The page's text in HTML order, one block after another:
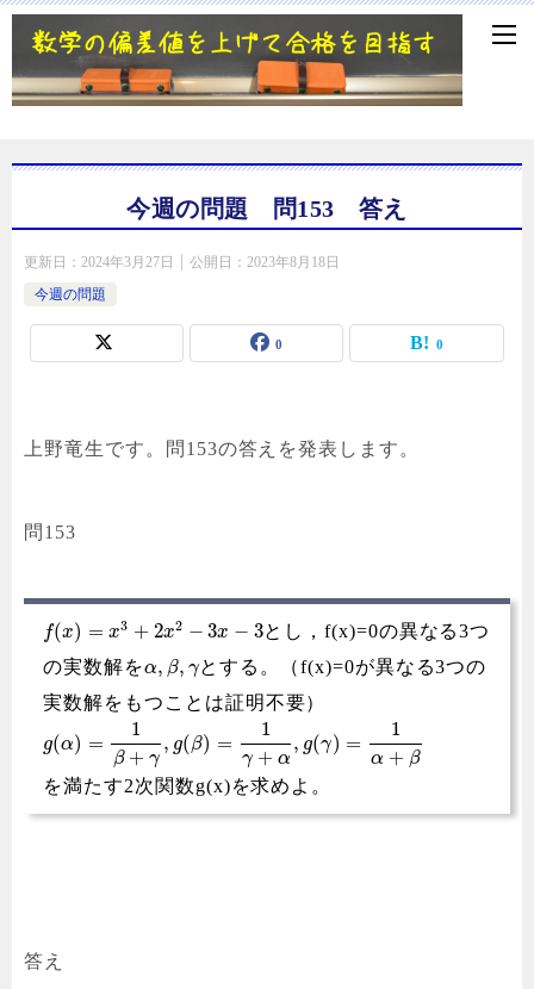
今週の問題 問153 答え
更新日： 2024年3月27日 公開日： 2023年8月18日
今週の問題
0 0
上野竜生です。問153の答えを発表します。
問153
f(x) = x3 + 2x2 − 3x − 3とし，f(x)=0の異なる3つ
の実数解をα, β, γとする。（f(x)=0が異なる3つの
実数解をもつことは証明不要）
g(α) =
1
β + γ
, g(β) =
1
γ + α
, g(γ) =
1
α + β
を満たす2次関数g(x)を求めよ。
答え